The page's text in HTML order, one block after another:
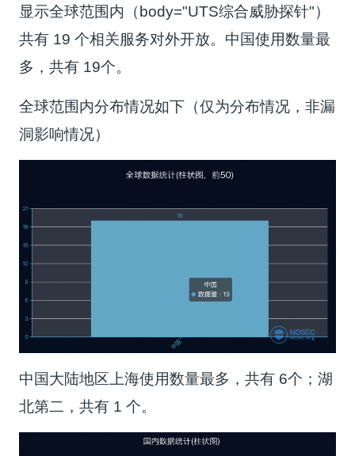
显示全球范围内（body="UTS综合威胁探针"）
共有 19 个相关服务对外开放。中国使用数量最
多，共有 19个。
全球范围内分布情况如下（仅为分布情况，非漏
洞影响情况）
中国大陆地区上海使用数量最多，共有 6个；湖
北第二，共有 1 个。